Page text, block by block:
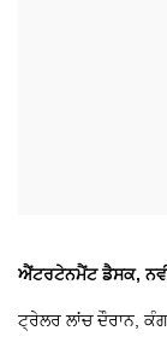
ਐਂਟਰਟੇਨਮੈਂਟ ਡੈਸਕ,
ਟ੍ਰੇਲਰ ਲਾਂਚ ਦੌਰਾਨ,